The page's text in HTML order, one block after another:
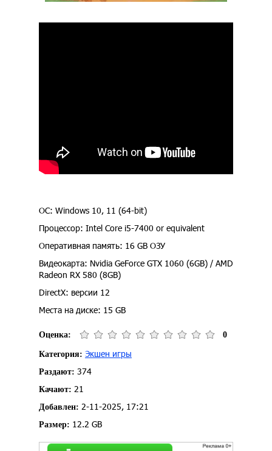
ОС: Windows 10, 11 (64-bit)
Процессор: Intel Core i5-7400 or equivalent
Оперативная память: 16 GB ОЗУ
Видеокарта: Nvidia GeForce GTX 1060 (6GB) / AMD
Radeon RX 580 (8GB)
DirectX: версии 12
Места на диске: 15 GB
Оценка: 0
Категория: Экшен игры
Раздают: 374
Качают: 21
Добавлен: 2-11-2025, 17:21
Размер: 12.2 GB